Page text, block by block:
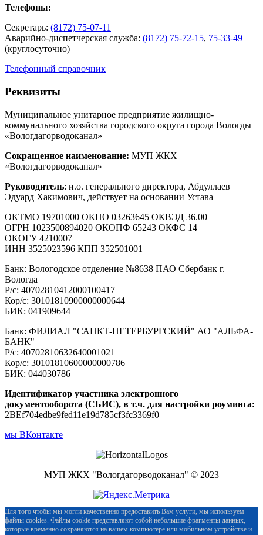
Телефоны:
Секретарь: (8172) 75-07-11
Аварийно-диспетчерская служба: (8172) 75-72-15, 75-33-49
(круглосуточно)
Телефонный справочник
Реквизиты
Муниципальное унитарное предприятие жилищно-
коммунального хозяйства городского округа города Вологды
«Вологдагорводоканал»
Сокращенное наименование: МУП ЖКХ
«Вологдагорводоканал»
Руководитель: и.о. генерального директора, Абдуллаев
Эдуард Хакимович, действует на основании Устава
ОКТМО 19701000 ОКПО 03263645 ОКВЭД 36.00
ОГРН 1023500894020 ОКОПФ 65243 ОКФС 14
ОКОГУ 4210007
ИНН 3525023596 КПП 352501001
Банк: Вологодское отделение №8638 ПАО Сбербанк г.
Вологда
Р/с: 40702810412000100417
Кор/с: 30101810900000000644
БИК: 041909644
Банк: ФИЛИАЛ "САНКТ-ПЕТЕРБУРГСКИЙ" АО "АЛЬФА-
БАНК"
Р/с: 40702810632640001021
Кор/с: 30101810600000000786
БИК: 044030786
Идентификатор участника электронного
документооборота (СБИС), в т.ч. для настройки роуминга:
2BEf704edbe9fed11e19d785cf3fc3369f0
мы ВКонтакте
МУП ЖКХ "Вологдагорводоканал" © 2023
Для того чтобы мы могли качественно предоставить Вам услуги, мы используем
файлы cookies. Файлы cookie представляют собой небольшие фрагменты данных,
которые временно сохраняются на вашем компьютере или мобильном устройстве и